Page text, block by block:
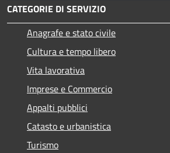
CATEGORIE DI SERVIZIO
Anagrafe e stato civile
Cultura e tempo libero
Vita lavorativa
Imprese e Commercio
Appalti pubblici
Catasto e urbanistica
Turismo